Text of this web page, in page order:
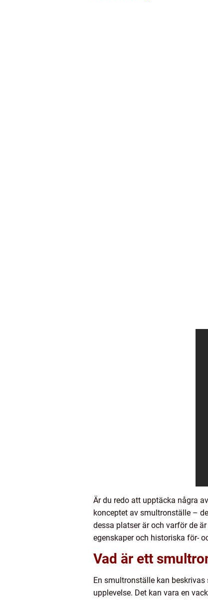
Är du redo att upptäcka några
konceptet av smultronställe –
dessa platser är och varför de
egenskaper och historiska för-
Vad är ett
En smultronställe kan
upplevelse. Det kan vara en